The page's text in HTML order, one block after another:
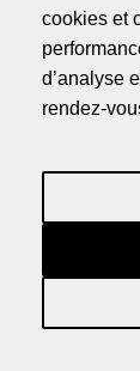
Politique de
Politique de
cookies et
d’analyse
rendez-